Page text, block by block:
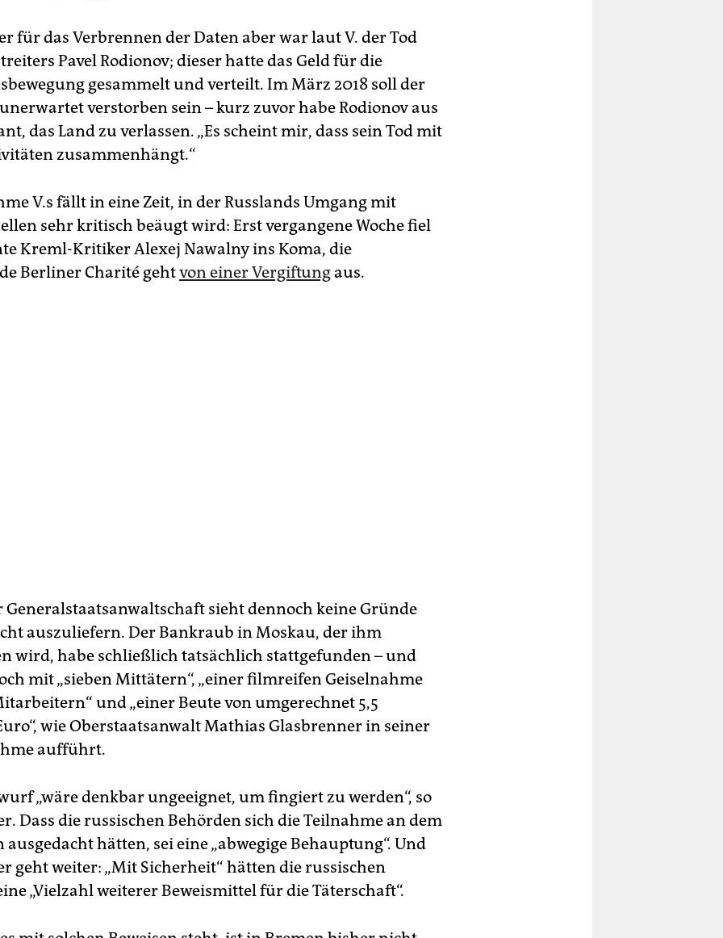
für das Verbrennen der Daten aber war laut V. der Tod
Pavel Rodionov; dieser hatte das Geld für die
gesammelt und verteilt. Im März 2018 soll der
verstorben sein – kurz zuvor habe Rodionov aus
das Land zu verlassen. „Es scheint mir, dass sein Tod mit
zusammenhängt.“
V.s fällt in eine Zeit, in der Russlands Umgang mit
sehr kritisch beäugt wird: Erst vergangene Woche fiel
Kreml-Kritiker Alexej Nawalny ins Koma, die
Berliner Charité gehtvon einer Vergiftungaus.
Generalstaatsanwaltschaft sieht dennoch keine Gründe
auszuliefern. Der Bankraub in Moskau, der ihm
wird, habe schließlich tatsächlich stattgefunden – und
mit „sieben Mittätern“, „einer filmreifen Geiselnahme
und „einer Beute von umgerechnet 5,5
wie Oberstaatsanwalt Mathias Glasbrenner in seiner
aufführt.
„wäre denkbar ungeeignet, um fingiert zu werden“, so
Dass die russischen Behörden sich die Teilnahme an dem
ausgedacht hätten, sei eine „abwegige Behauptung“. Und
geht weiter: „Mit Sicherheit“ hätten die russischen
„Vielzahl weiterer Beweismittel für die Täterschaft“.